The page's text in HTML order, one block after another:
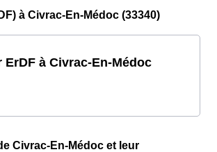
à Civrac-En-Médoc (33340)
ErDF à Civrac-En-Médoc
Civrac-En-Médoc et leur